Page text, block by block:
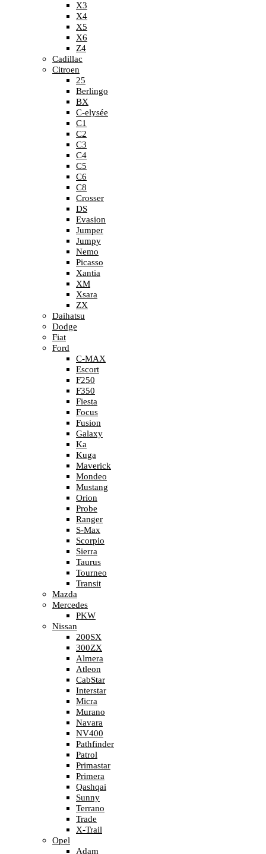
X3
X4
X5
X6
Z4
Cadillac
Citroen
25
Berlingo
BX
C-elysée
C1
C2
C3
C4
C5
C6
C8
Crosser
DS
Evasion
Jumper
Jumpy
Nemo
Picasso
Xantia
XM
Xsara
ZX
Daihatsu
Dodge
Fiat
Ford
C-MAX
Escort
F250
F350
Fiesta
Focus
Fusion
Galaxy
Ka
Kuga
Maverick
Mondeo
Mustang
Orion
Probe
Ranger
S-Max
Scorpio
Sierra
Taurus
Tourneo
Transit
Mazda
Mercedes
PKW
Nissan
200SX
300ZX
Almera
Atleon
CabStar
Interstar
Micra
Murano
Navara
NV400
Pathfinder
Patrol
Primastar
Primera
Qashqai
Sunny
Terrano
Trade
X-Trail
Opel
Adam